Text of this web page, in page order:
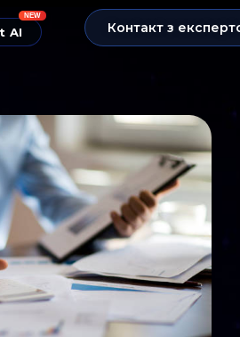
AI
NEW
Контакт з